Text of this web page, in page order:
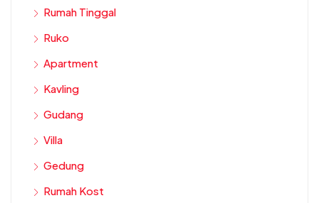
Rumah Tinggal
Ruko
Apartment
Kavling
Gudang
Villa
Gedung
Rumah Kost